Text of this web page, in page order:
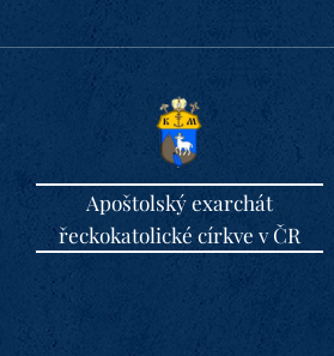
Apoštolský exarchát
řeckokatolické církve v ČR